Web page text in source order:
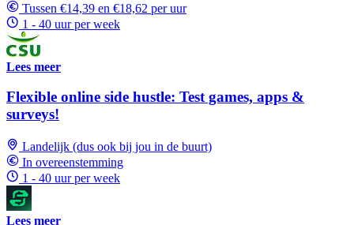
Tussen €14,39 en €18,62 per uur
1 - 40 uur per week
Lees meer
Flexible online side hustle: Test games, apps &
surveys!
Landelijk (dus ook bij jou in de buurt)
In overeenstemming
1 - 40 uur per week
Lees meer